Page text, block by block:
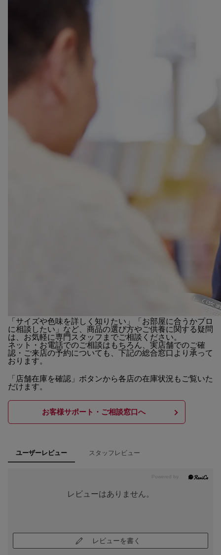
「サイズや色味を詳しく知りたい」「お部屋に合うかプロ
に相談したい」など、商品の選び方やご供養に関する疑問
は、お気軽に専門スタッフまでご相談ください。
ネット・お電話でのご相談はもちろん、実店舗でのご確
認・ご来店の予約についても、下記の総合窓口より承って
おります。
「店舗在庫を確認」ボタンから各店の在庫状況もご覧いた
だけます。
お客様サポート・ご相談窓口へ
ユーザーレビュー スタッフレビュー
レビューはありません。
レビューを書く